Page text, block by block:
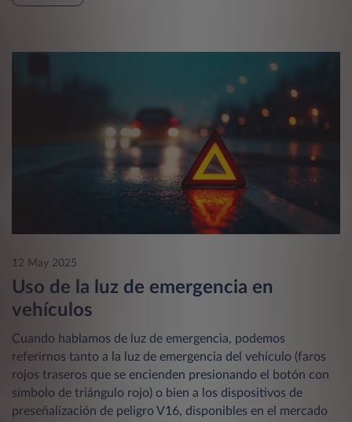
12 May 2025
Uso de la luz de emergencia en
vehículos
Cuando hablamos de luz de emergencia, podemos
referirnos tanto a la luz de emergencia del vehículo (faros
rojos traseros que se encienden presionando el botón con
símbolo de triángulo rojo) o bien a los dispositivos de
preseñalización de peligro V16, disponibles en el mercado